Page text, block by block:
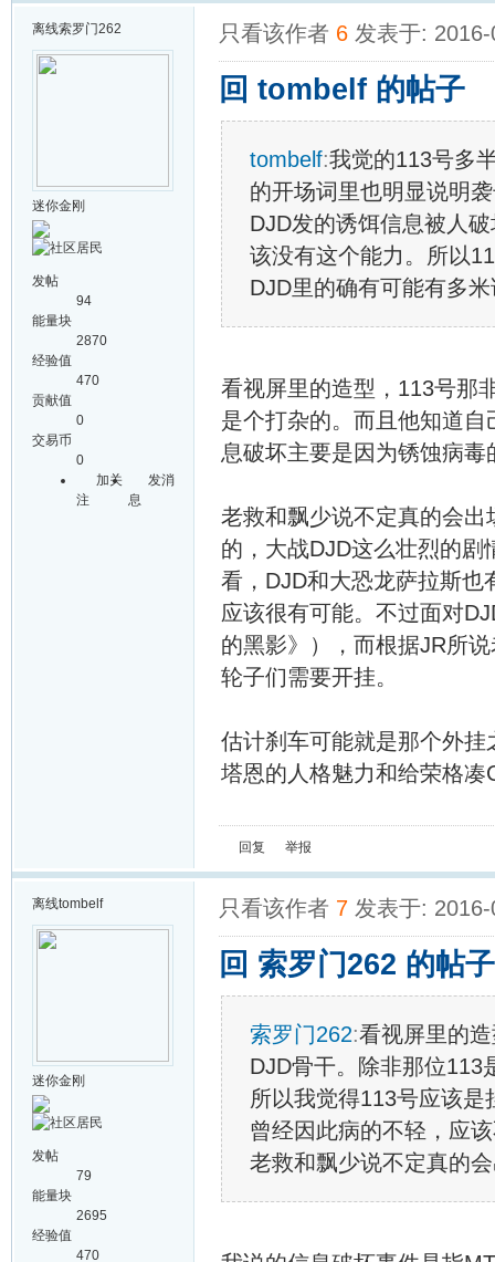
离线索罗门262
迷你金刚
发帖
94
能量块
2870
经验值
470
贡献值
0
交易币
0
加关
注
发消
息
只看该作者 6 发表于:
回 tombelf 的帖子
tombelf:我觉的113号多
的开场词里也明显说明
DJD发的诱饵信息被人
该没有这个能力。所以
DJD里的确有可能有多
看视屏里的造型，113号那
是个打杂的。而且他知道
息破坏主要是因为锈蚀病
老救和飘少说不定真的会
的，大战DJD这么壮烈的
看，DJD和大恐龙萨拉斯也
应该很有可能。不过面对
的黑影》），而根据JR所
轮子们需要开挂。
估计刹车可能就是那个外
塔恩的人格魅力和给荣格
回复 举报
离线tombelf
迷你金刚
发帖
79
能量块
2695
经验值
470
只看该作者 7 发表于:
回 索罗门262 的帖子
索罗门262:看视屏里的
DJD骨干。除非那位113
所以我觉得113号应该
曾经因此病的不轻，应
老救和飘少说不定真的